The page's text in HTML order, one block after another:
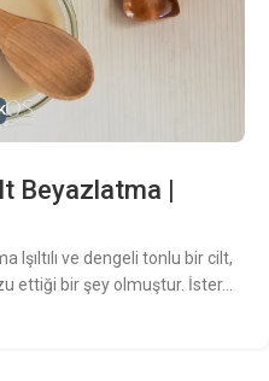
Beyazlatma |
Işıltılı ve dengeli tonlu bir cilt,
ettiği bir şey olmuştur. İster...